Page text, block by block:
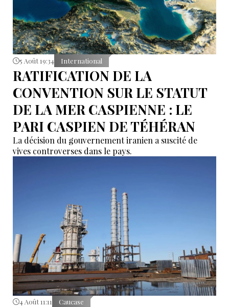
5 Août 19:34 International
RATIFICATION DE LA
CONVENTION SUR LE STATUT
DE LA MER CASPIENNE : LE
PARI CASPIEN DE TÉHÉRAN
La décision du gouvernement iranien a suscité de
vives controverses dans le pays.
4 Août 11:11 Caucase